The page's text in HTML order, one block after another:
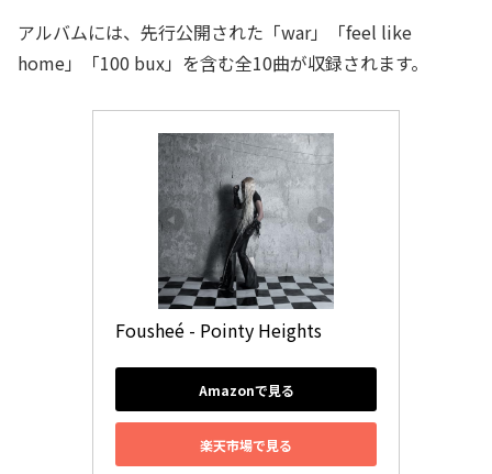
アルバムには、先行公開された「war」「feel like
home」「100 bux」を含む全10曲が収録されます。
Fousheé - Pointy Heights
Amazonで見る
楽天市場で見る